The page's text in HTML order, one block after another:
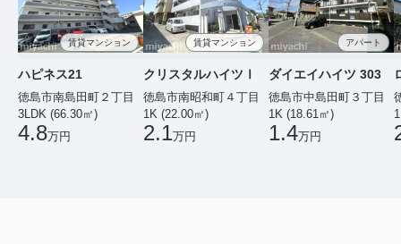
賃貸マンション
ハピネス21
徳島市南島田町２丁目
3LDK (66.30㎡)
4.8万円
賃貸マンション
クリスタルハイツⅠ
徳島市南昭和町４丁目
1K (22.00㎡)
2.1万円
アパート
ダイエイハイツ 303
徳島市中島田町３丁目
1K (18.61㎡)
1.4万円